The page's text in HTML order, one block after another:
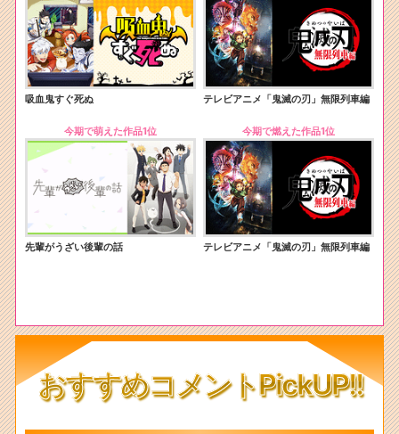
吸血鬼すぐ死ぬ テレビアニメ「鬼滅の刃」無限列車編
今期で萌えた作品1位
先輩がうざい後輩の話
今期で燃えた作品1位
テレビアニメ「鬼滅の刃」無限列車編
おすすめコメントPickUP!!